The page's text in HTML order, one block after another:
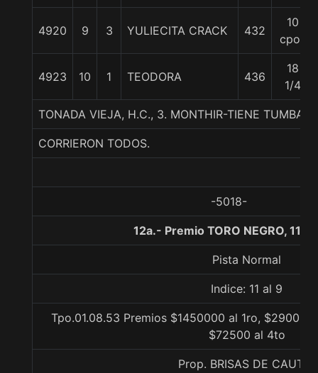
4920 9 3 YULIECITA CRACK 432
10
cpos
4923 10 1 TEODORA 436
18
1/4
TONADA VIEJA, H.C., 3. MONTHIR-TIENE
CORRIERON TODOS.
-5018-
12a.- Premio TORO NEGRO,
Pista Normal
Indice: 11 al 9
Tpo.01.08.53 Premios $1450000 al 1ro,
$72500 al 4to
Prop. BRISAS DE CAUTIN